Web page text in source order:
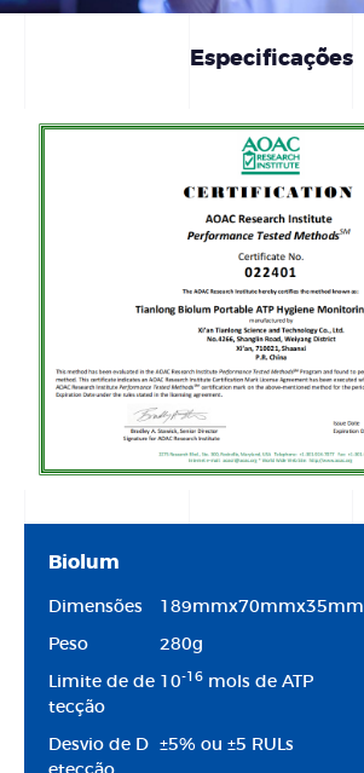
Especificações
Biolum
Dimensões 189mmx70mmx35mm
Peso 280g
Limite de de
tecção
10-16 mols de ATP
Desvio de D
±5% ou ±5 RULs